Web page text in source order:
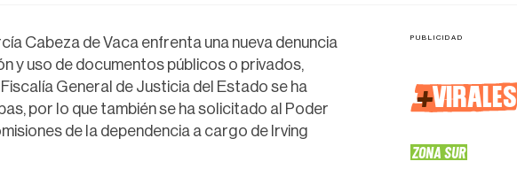
Cabeza de Vaca enfrenta una nueva denuncia
y uso de documentos públicos o privados,
General de Justicia del Estado se ha
por lo que también se ha solicitado al Poder
de la dependencia a cargo de Irving
+VIRALES
ZONA SUR